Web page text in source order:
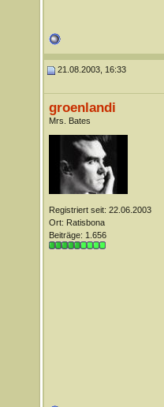
21.08.2003, 16:33
groenlandi
Mrs. Bates
Registriert seit: 22.06.2003
Ort: Ratisbona
Beiträge: 1.656